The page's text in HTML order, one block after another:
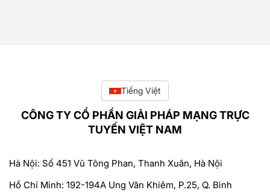
Tiếng Việt
CÔNG TY CỔ PHẦN GIẢI PHÁP MẠNG TRỰC
TUYẾN VIỆT NAM
Hà Nội: Số 451 Vũ Tông Phan, Thanh Xuân, Hà Nội
Hồ Chí Minh: 192-194A Ung Văn Khiêm, P.25, Q. Bình